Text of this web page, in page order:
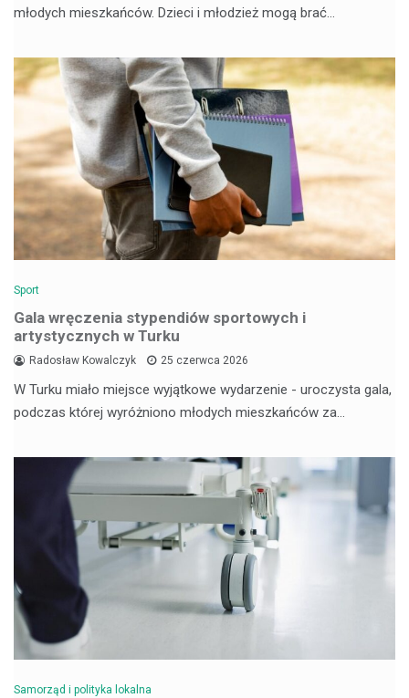
młodych mieszkańców. Dzieci i młodzież mogą brać…
Sport
Gala wręczenia stypendiów sportowych i
artystycznych w Turku
Radosław Kowalczyk 25 czerwca 2026
W Turku miało miejsce wyjątkowe wydarzenie - uroczysta gala,
podczas której wyróżniono młodych mieszkańców za…
Samorząd i polityka lokalna